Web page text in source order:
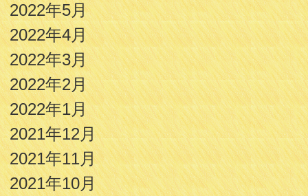
2022年5月
2022年4月
2022年3月
2022年2月
2022年1月
2021年12月
2021年11月
2021年10月